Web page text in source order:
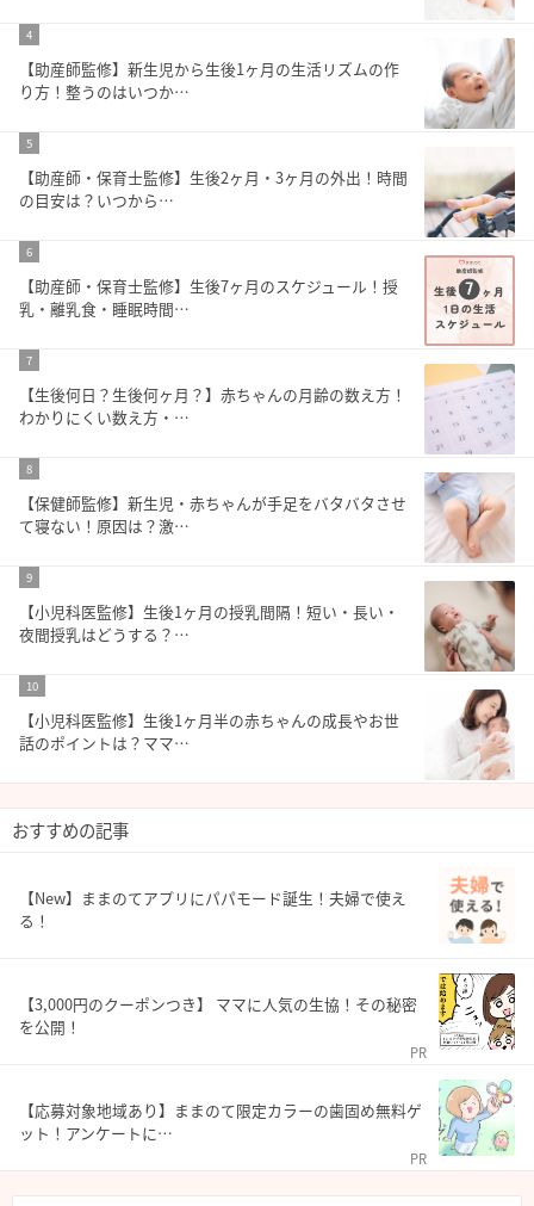
4
【助産師監修】新生児から生後1ヶ月の生活リズムの作
り方！整うのはいつか…
5
【助産師・保育士監修】生後2ヶ月・3ヶ月の外出！時間
の目安は？いつから…
6
【助産師・保育士監修】生後7ヶ月のスケジュール！授
乳・離乳食・睡眠時間…
7
【生後何日？生後何ヶ月？】赤ちゃんの月齢の数え方！
わかりにくい数え方・…
8
【保健師監修】新生児・赤ちゃんが手足をバタバタさせ
て寝ない！原因は？激…
9
【小児科医監修】生後1ヶ月の授乳間隔！短い・長い・
夜間授乳はどうする？…
10
【小児科医監修】生後1ヶ月半の赤ちゃんの成長やお世
話のポイントは？ママ…
おすすめの記事
【New】ままのてアプリにパパモード誕生！夫婦で使え
る！
【3,000円のクーポンつき】 ママに人気の生協！その秘密
を公開！
PR
【応募対象地域あり】ままのて限定カラーの歯固め無料ゲ
ット！アンケートに…
PR